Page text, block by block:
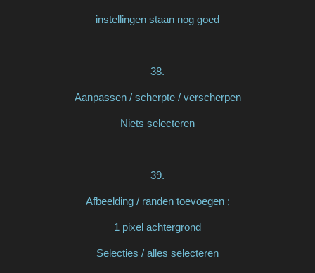
instellingen staan nog goed
38.
Aanpassen / scherpte / verscherpen
Niets selecteren
39.
Afbeelding / randen toevoegen ;
1 pixel achtergrond
Selecties / alles selecteren